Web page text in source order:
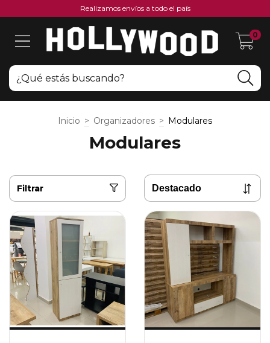
Realizamos envíos a todo el país
0
Inicio > Organizadores > Modulares
Modulares
Filtrar